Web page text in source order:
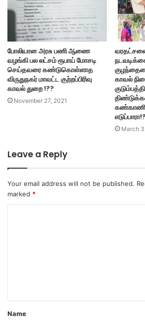
போலியான அரசு பணி ஆணை
வழங்கி பல லட்சம் ரூபாய் மோசடி
செய்தவரை கண்டுகொள்ளாத
விருதுநகர் மாவட்ட குற்றப்பிரிவு
காவல் துறை !??
November 27, 2021
காவல்
எடுப்பாரா!?
March
Leave a Reply
Your email address will not be published.
marked *
t
*
Name